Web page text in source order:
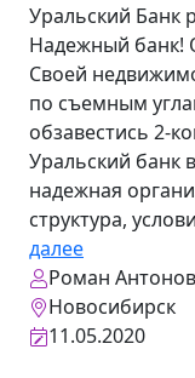
Уральский Банк
Надежный банк!
Своей
по съемным
обзавестись 2-
Уральский банк
надежная
структура,
далее
Роман Антонов
Новосибирск
11.05.2020